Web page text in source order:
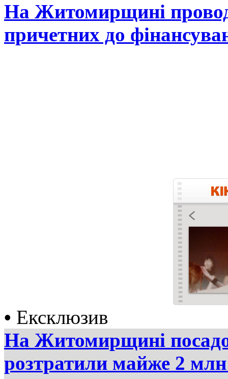
На Житомирщині
причетних до
• Ексклюзив
На Житомирщині
розтратили майже 2